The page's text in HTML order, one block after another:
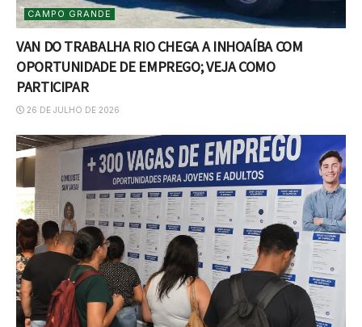
CAMPO GRANDE
VAN DO TRABALHA RIO CHEGA A INHOAÍBA COM
OPORTUNIDADE DE EMPREGO; VEJA COMO
PARTICIPAR
26 DE JULHO DE 2026